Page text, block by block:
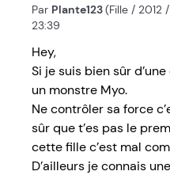
Par Plante123(Fille / 2012
23:39
Hey,
Si je suis bien sûr
un monstre Myo.
Ne contrôler sa force
sûr que t’es pas le
cette fille c’est mal
D’ailleurs je connais